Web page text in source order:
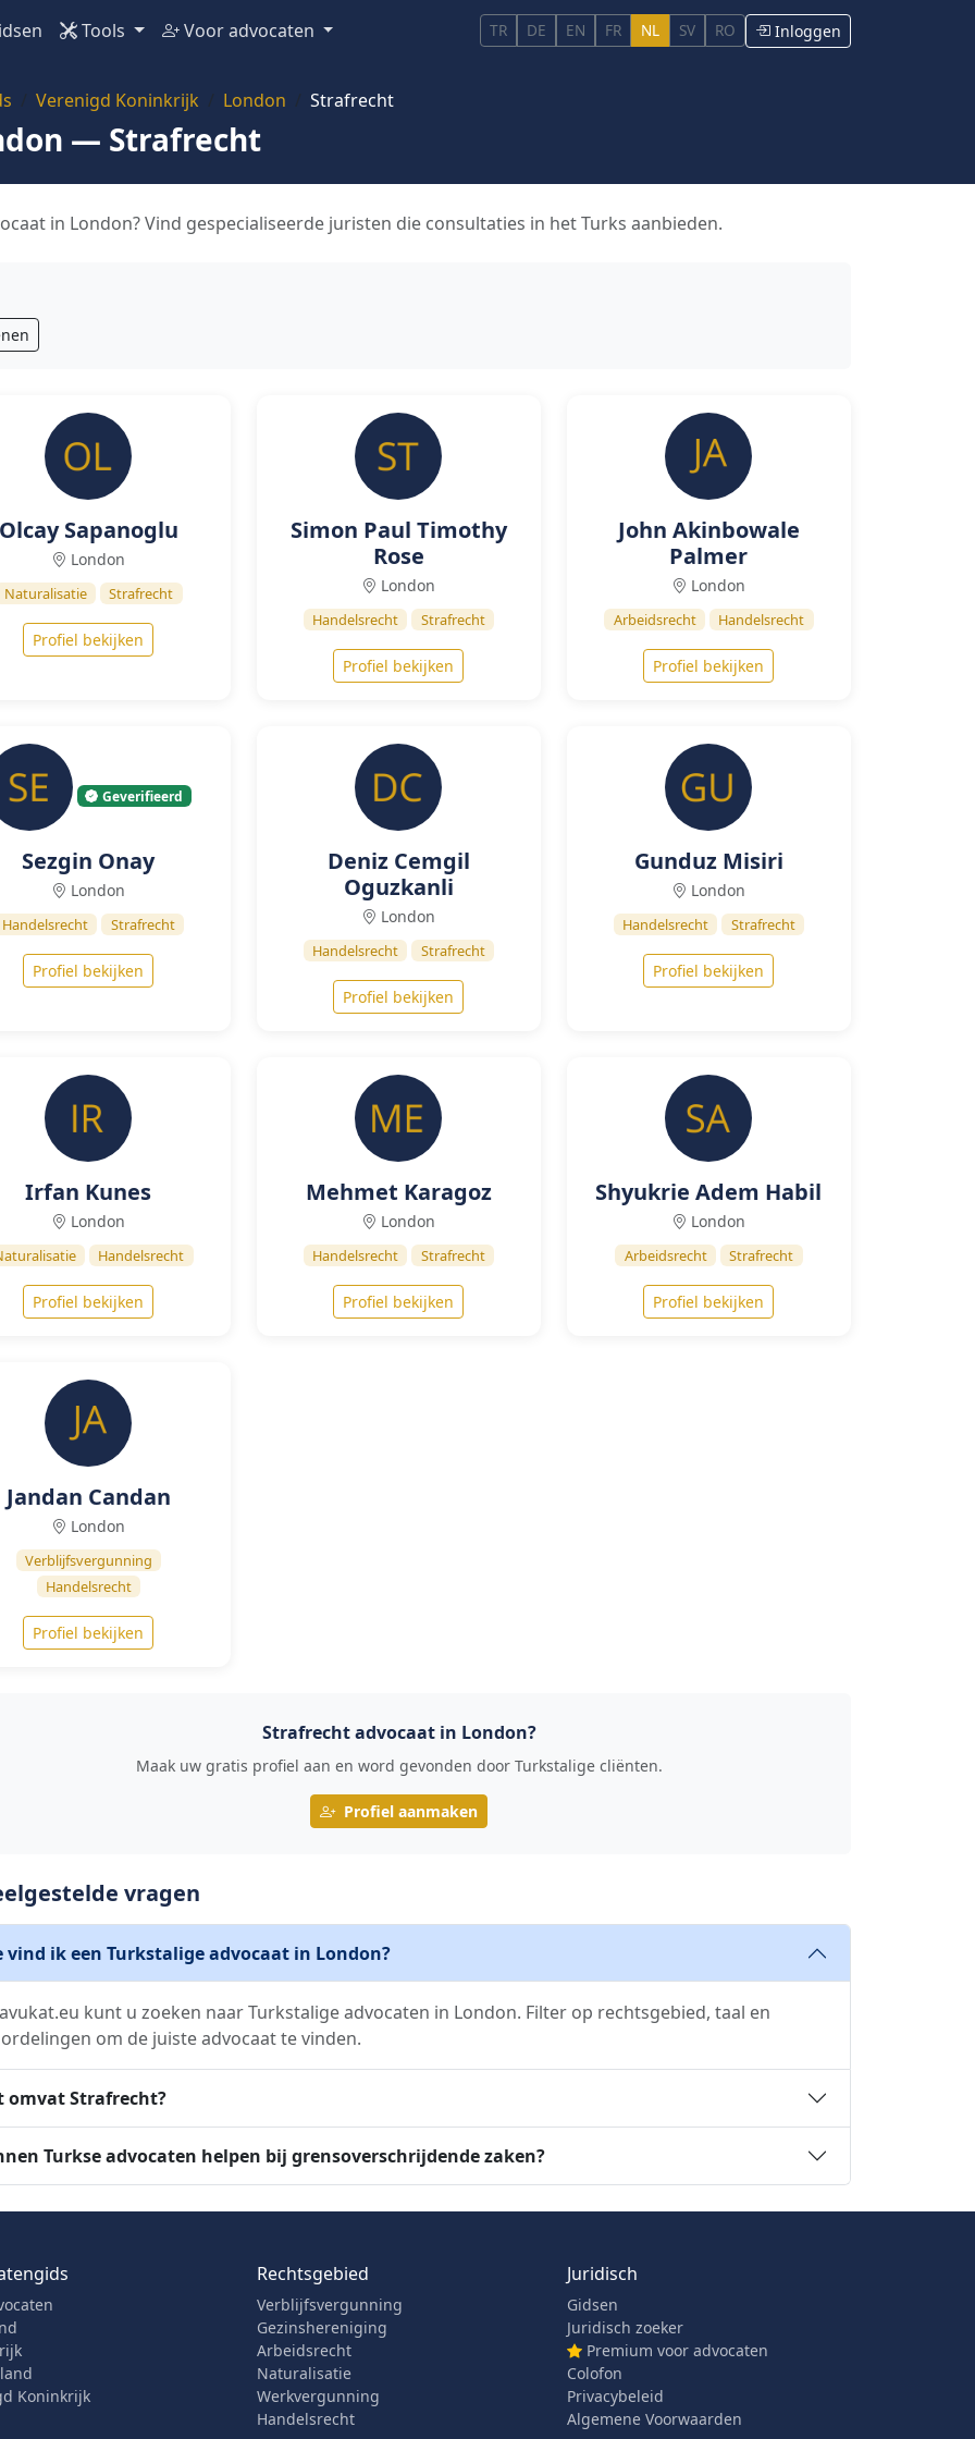
Tools Voor advocaten TR DE EN FR NL SV RO Inloggen
Verenigd Koninkrijk London Strafrecht
— Strafrecht
in London? Vind gespecialiseerde juristen die consultaties in het Turks aanbieden.
Sapanoglu
London
Naturalisatie Strafrecht
Profiel bekijken
Simon Paul Timothy
Rose
London
Handelsrecht Strafrecht
Profiel bekijken
John Akinbowale
Palmer
London
Arbeidsrecht Handelsrecht
Profiel bekijken
Geverifieerd
Sezgin Onay
London
Handelsrecht Strafrecht
Profiel bekijken
Deniz Cemgil
Oguzkanli
London
Handelsrecht Strafrecht
Profiel bekijken
Gunduz Misiri
London
Handelsrecht Strafrecht
Profiel bekijken
Irfan Kunes
London
Handelsrecht
Profiel bekijken
Mehmet Karagoz
London
Handelsrecht Strafrecht
Profiel bekijken
Shyukrie Adem Habil
London
Arbeidsrecht Strafrecht
Profiel bekijken
Jandan Candan
London
Verblijfsvergunning
Handelsrecht
Profiel bekijken
Strafrecht advocaat in London?
Maak uw gratis profiel aan en word gevonden door Turkstalige cliënten.
Profiel aanmaken
vragen
vind ik een Turkstalige advocaat in London?
kunt u zoeken naar Turkstalige advocaten in London. Filter op rechtsgebied, taal en
om de juiste advocaat te vinden.
omvat Strafrecht?
Turkse advocaten helpen bij grensoverschrijdende zaken?
Koninkrijk
Rechtsgebied
Verblijfsvergunning
Gezinshereniging
Arbeidsrecht
Naturalisatie
Werkvergunning
Handelsrecht
Juridisch
Gidsen
Juridisch zoeker
Premium voor advocaten
Colofon
Privacybeleid
Algemene Voorwaarden